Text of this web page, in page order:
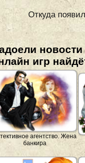
Откуда
игр
агентство. Жена
банкира